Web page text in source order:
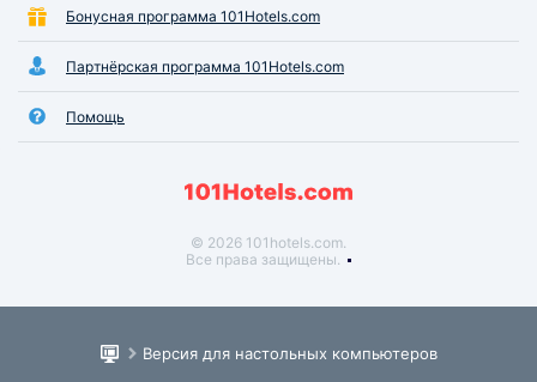
Бонусная программа 101Hotels.com
Партнёрская программа 101Hotels.com
Помощь
© 2026 101hotels.com.
Все права защищены.
Версия для настольных компьютеров